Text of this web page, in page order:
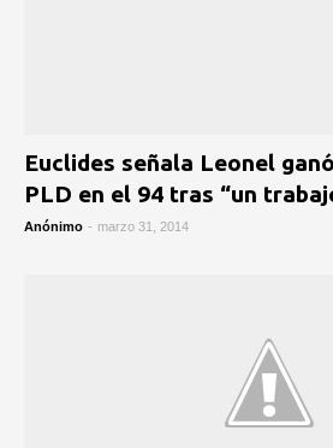
Euclides señala Leonel
PLD en el 94 tras “un
Anónimo - marzo 31, 2014